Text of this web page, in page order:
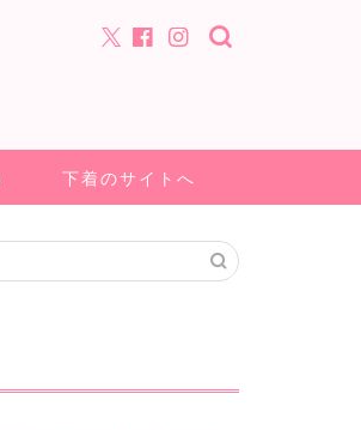
下着のサイトへ